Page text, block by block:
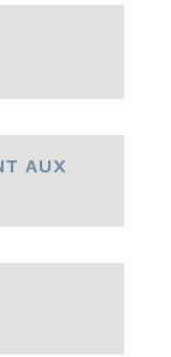
AUX